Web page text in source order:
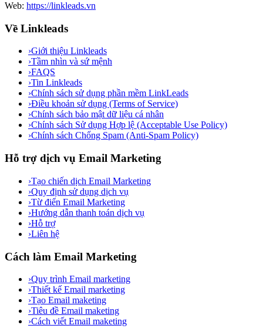
Web: https://linkleads.vn
Về Linkleads
›Giới thiệu Linkleads
›Tầm nhìn và sứ mệnh
›FAQS
›Tin Linkleads
›Chính sách sử dụng phần mềm LinkLeads
›Điều khoản sử dụng (Terms of Service)
›Chính sách bảo mật dữ liệu cá nhân
›Chính sách Sử dụng Hợp lệ (Acceptable Use Policy)
›Chính sách Chống Spam (Anti-Spam Policy)
Hỗ trợ dịch vụ Email Marketing
›Tạo chiến dịch Email Marketing
›Quy định sử dụng dịch vụ
›Từ điển Email Marketing
›Hướng dẫn thanh toán dịch vụ
›Hỗ trợ
›Liên hệ
Cách làm Email Marketing
›Quy trình Email marketing
›Thiết kế Email marketing
›Tạo Email maketing
›Tiêu đề Email maketing
›Cách viết Email maketing